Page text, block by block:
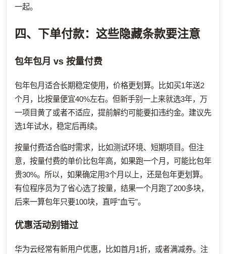
一起。
四、下单付款：这些隐藏条款要注意
包年包月 vs 按量付费
包年包月适合长期稳定使用，价格更划算。比如买1年送2
个月，比按量便宜40%左右。但新手别一上来就选3年，万
一项目黄了或者不适应，提前解约可能要扣违约金。建议先
选1年试水，稳定后再续。
按量付费适合临时需求，比如测试环境、短期项目。但注
意，按量付费的单价比包年高，如果跑一个月，可能比包年
贵30%。所以，如果确定用3个月以上，还是包年更划算。
有位程序员为了省心选了按量，结果一个月跑了200多块，
后来一算包年只要100块，直呼"血亏"。
优惠活动别错过
华为云经常有新用户优惠，比如首月1折，或者满减券。注